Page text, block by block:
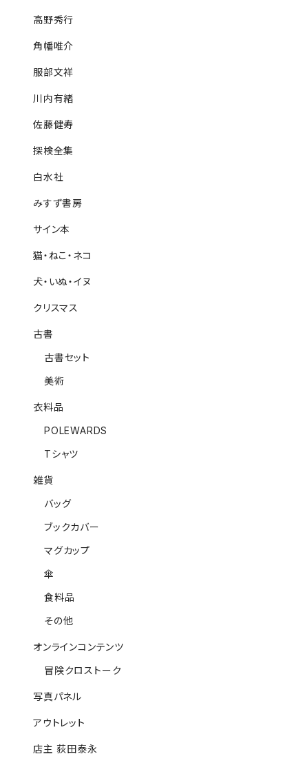
高野秀行
角幡唯介
服部文祥
川内有緒
佐藤健寿
探検全集
白水社
みすず書房
サイン本
猫・ねこ・ネコ
犬・いぬ・イヌ
クリスマス
古書
古書セット
美術
衣料品
POLEWARDS
Tシャツ
雑貨
バッグ
ブックカバー
マグカップ
傘
食料品
その他
オンラインコンテンツ
冒険クロストーク
写真パネル
アウトレット
店主 荻田泰永